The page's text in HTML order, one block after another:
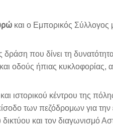
και ο Εμπορικός Σύλλογος
δράση που δίνει τη
οδούς ήπιας κυκλοφορίας,
ιστορικού κέντρου της
των πεζόδρομων για
και τον διαγωνισμό